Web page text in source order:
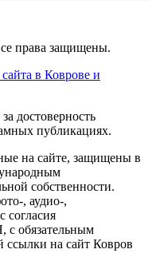
права защищены.
достоверность
публикациях.
на сайте, защищены в
собственности.
, аудио-,
согласия
с обязательным
ссылки на сайт Ковров